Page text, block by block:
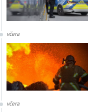
včera
včera